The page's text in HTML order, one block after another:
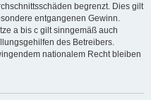
begrenzt. Dies gilt
entgangenen Gewinn.
a bis c gilt sinngemäß auch
des Betreibers.
nationalem Recht bleiben